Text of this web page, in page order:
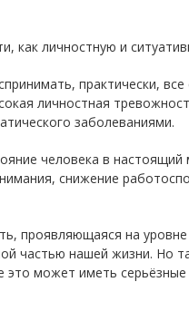
как личностную и
практически,
личностная
заболеваниями.
человека в
снижение
проявляющаяся на
частью нашей жизни. Но
это может иметь